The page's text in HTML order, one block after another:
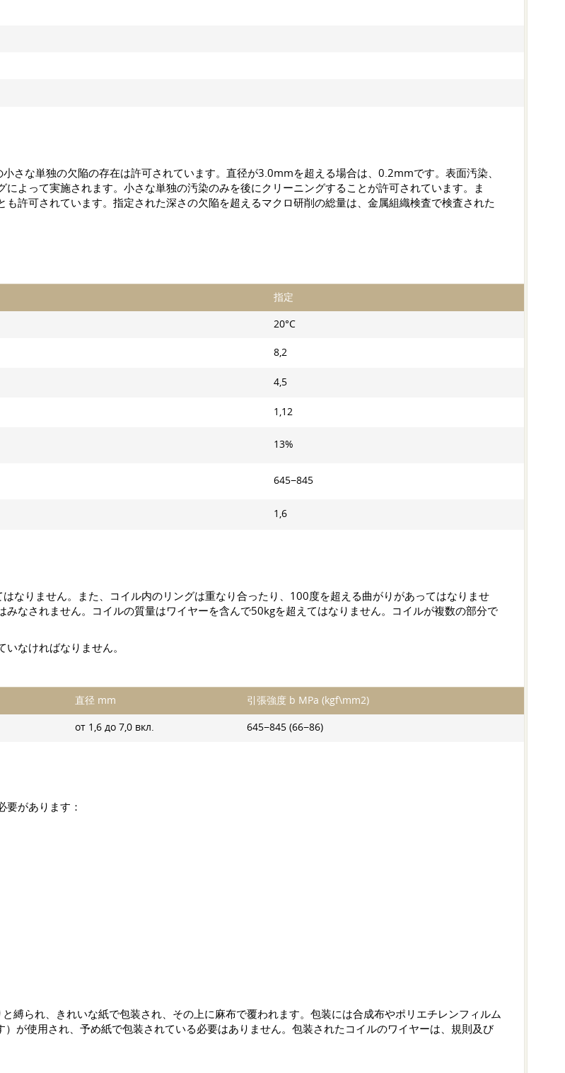
さな単独の欠陥の存在は許可されています。直径が3.0mmを超える場合は、0.2mmです。表面汚染、
よって実施されます。小さな単独の汚染のみを後にクリーニングすることが許可されています。ま
許可されています。指定された深さの欠陥を超えるマクロ研削の総量は、金属組織検査で検査された
指定
20°C
8,2
4,5
1,12
13%
645−845
1,6
なりません。また、コイル内のリングは重なり合ったり、100度を超える曲がりがあってはなりませ
なされません。コイルの質量はワイヤーを含んで50kgを超えてはなりません。コイルが複数の部分で
なければなりません。
直径 mm 引張強度 b MPa (kgf\mm2)
от 1,6 до 7,0 вкл. 645−845 (66−86)
があります：
縛られ、きれいな紙で包装され、その上に麻布で覆われます。包装には合成布やポリエチレンフィルム
が使用され、予め紙で包装されている必要はありません。包装されたコイルのワイヤーは、規則及び